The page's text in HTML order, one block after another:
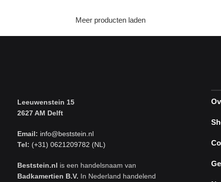
Meer producten laden
Leeuwenstein 15
2627 AM Delft
Email: info@beststein.nl
Tel: (+31) 0621209782 (NL)
Beststein.nl is een handelsnaam van
Badkamertien B.V. In Nederland handelend